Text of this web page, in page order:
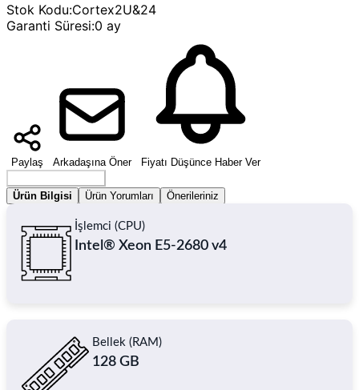
Stok Kodu:Cortex2U&24
Garanti Süresi:0 ay
Paylaş Arkadaşına Öner
Fiyatı Düşünce Haber Ver
Ürün Bilgisi
Ürün Yorumları Önerileriniz
İşlemci (CPU)
Intel® Xeon E5-2680 v4
Bellek (RAM)
128 GB